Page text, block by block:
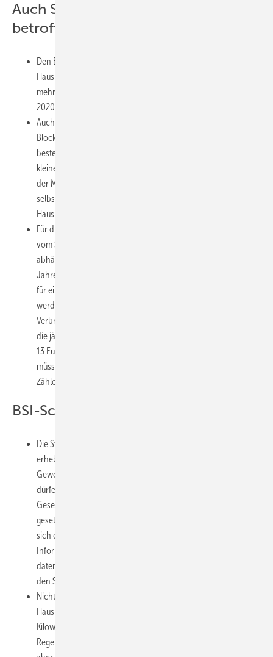
Auch Solaranlagenbetreiber sind
betroffen
Den Einbau von Smart Metern dulden müssen derzeit
Haushalte, die im Schnitt der vergangenen drei Jahre jährlich
mehr als 10.000 Kilowattstunden Strom verbraucht haben, ab
2020 sinkt diese Grenze auf 6.000 Kilowattstunden.
Auch für Betreiber von Solaranlagen oder
Blockheizkraftwerken ab sieben Kilowatt elektrischer Leistung
besteht bereits Einbaupflicht. Über den Zählereinbau bei
kleineren Anlagen oder geringeren Verbräuchen, entscheidet
der Messstellenbetreiber ab 2018 beziehungsweise 2020
selbst. Theoretisch kann laut den Verbraucherschützern jeder
Haushalt betroffen sein. Eine Übersicht dazu gibt es
Für die jährlichen Kosten gelten gesetzliche Obergrenzen, die
vom Stromverbrauch oder der stromerzeugenden Anlage
abhängen. Ein Vier-Personen-Haushalt mit einem
Jahresverbrauch von 3.600 Kilowattstunden kann zum Beispiel
für einen Smart Meter mit bis zu 40 Euro zur Kasse gebeten
werden. Ein digitaler Zähler allein darf unabhängig vom
Verbrauch bis zu 20 Euro kosten. Zum Vergleich: Derzeit liegen
die jährlichen Zählerkosten in NRW bei durchschnittlich rund
13 Euro. Ebenfalls von den Verbrauchern bezahlt werden
müssen gegebenenfalls notwendige Umbauten am
Zählerschrank.
BSI-Schutzprofil verzögert sich
Die Stromverbrauchswerte, die intelligente Messsysteme
erheben können, lassen theoretisch Rückschlüsse auf Alltag,
Gewohnheiten und Lebensstandard der Bewohner zu und
dürfen nicht in falsche Hände geraten. Deshalb stellt das
Gesetz hohe Anforderungen an die Datensicherheit. Der
gesetzlich ab 2017 vorgesehene Smart-Meter-Einbau verzögert
sich derzeit, da das Bundesamt für Sicherheit in der
Informationstechnik (BSI) noch keine drei Systeme als
datensicher zugelassen hat – das aber ist Voraussetzung für
den Start.
Nicht alle Daten fließen automatisch über die Leitungen: Von
Haushalten mit einem Jahresverbrauch unter 10.000
Kilowattstunden erhalten Versorger und Netzbetreiber im
Regelfall nur den Jahreswert als Summe. Liegt der Verbrauch